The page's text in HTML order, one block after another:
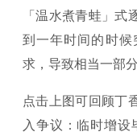
「温水煮青蛙」
到一年时间的时
求，导致相当一部
点击上图可回顾丁
入争议：临时增设